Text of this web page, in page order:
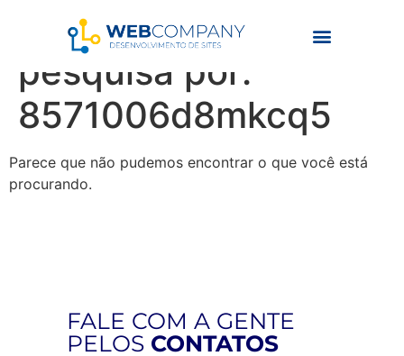
Resultados da
pesquisa por:
8571006d8mkcq5
Parece que não pudemos encontrar o que você está
procurando.
FALE COM A GENTE
PELOS CONTATOS